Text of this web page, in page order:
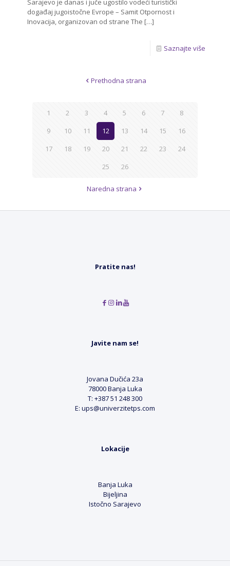
Sarajevo je danas i juče ugostilo vodeći turistički
događaj jugoistočne Evrope – Samit Otpornost i
Inovacija, organizovan od strane The […]
Saznajte više
Prethodna strana
1 2 3 4 5 6 7
8
9
10 11 12 13 14 15
16
17
18 19 20 21 22 23
24
25
26
Naredna strana
Pratite nas!
Javite nam se!
Jovana Dučića 23a
78000 Banja Luka
T: +387 51 248 300
E: ups@univerzitetps.com
Lokacije
Banja Luka
Bijeljina
Istočno Sarajevo